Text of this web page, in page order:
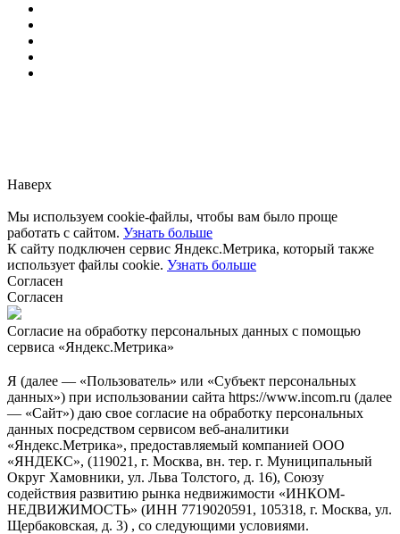
Наверх
Мы используем cookie-файлы, чтобы вам было проще
работать с сайтом. Узнать больше
К сайту подключен сервис Яндекс.Метрика, который также
использует файлы cookie. Узнать больше
Согласен
Согласен
Согласие на обработку персональных данных с помощью
сервиса «Яндекс.Метрика»
Я (далее — «Пользователь» или «Субъект персональных
данных») при использовании сайта https://www.incom.ru (далее
— «Сайт») даю свое согласие на обработку персональных
данных посредством сервисом веб-аналитики
«Яндекс.Метрика», предоставляемый компанией ООО
«ЯНДЕКС», (119021, г. Москва, вн. тер. г. Муниципальный
Округ Хамовники, ул. Льва Толстого, д. 16), Союзу
содействия развитию рынка недвижимости «ИНКОМ-
НЕДВИЖИМОСТЬ» (ИНН 7719020591, 105318, г. Москва, ул.
Щербаковская, д. 3) , со следующими условиями.